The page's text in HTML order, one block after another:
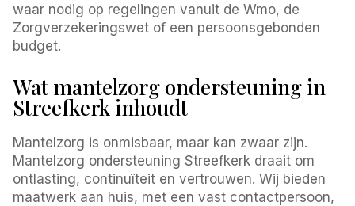
waar nodig op regelingen vanuit de Wmo, de
Zorgverzekeringswet of een persoonsgebonden
budget.
Wat mantelzorg ondersteuning in
Streefkerk inhoudt
Mantelzorg is onmisbaar, maar kan zwaar zijn.
Mantelzorg ondersteuning Streefkerk draait om
ontlasting, continuïteit en vertrouwen. Wij bieden
maatwerk aan huis, met een vast contactpersoon,